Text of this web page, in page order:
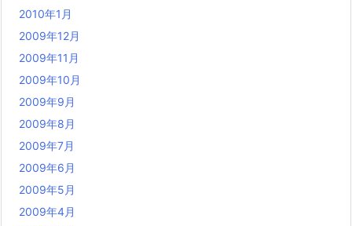
2010年1月
2009年12月
2009年11月
2009年10月
2009年9月
2009年8月
2009年7月
2009年6月
2009年5月
2009年4月